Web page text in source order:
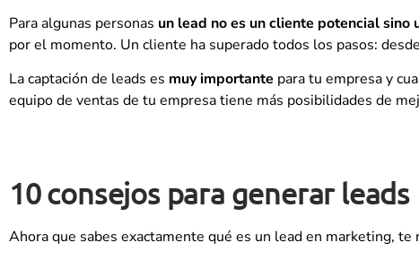
Para algunas personas un lead no es un cliente potencial sino
por el momento. Un cliente ha superado todos los pasos:
La captación de leads es muy importante para tu empresa y
equipo de ventas de tu empresa tiene más posibilidades de
10 consejos para generar leads
Ahora que sabes exactamente qué es un lead en marketing,